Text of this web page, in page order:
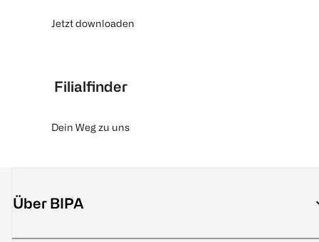
Jetzt downloaden
Filialfinder
Dein Weg zu uns
Über BIPA